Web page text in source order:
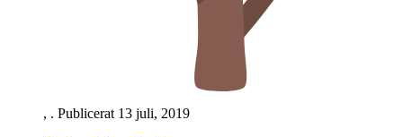
, . Publicerat 13 juli, 2019